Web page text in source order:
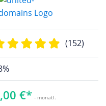
(152)
€* - monatl.